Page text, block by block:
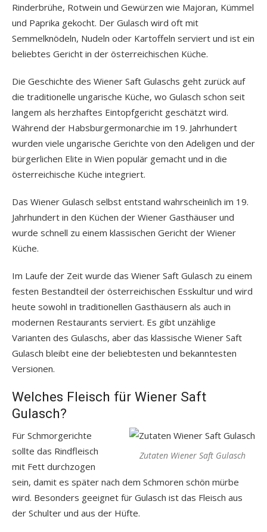
Rinderbrühe, Rotwein und Gewürzen wie Majoran, Kümmel
und Paprika gekocht. Der Gulasch wird oft mit
Semmelknödeln, Nudeln oder Kartoffeln serviert und ist ein
beliebtes Gericht in der österreichischen Küche.
Die Geschichte des Wiener Saft Gulaschs geht zurück auf
die traditionelle ungarische Küche, wo Gulasch schon seit
langem als herzhaftes Eintopfgericht geschätzt wird.
Während der Habsburgermonarchie im 19. Jahrhundert
wurden viele ungarische Gerichte von den Adeligen und der
bürgerlichen Elite in Wien populär gemacht und in die
österreichische Küche integriert.
Das Wiener Gulasch selbst entstand wahrscheinlich im 19.
Jahrhundert in den Küchen der Wiener Gasthäuser und
wurde schnell zu einem klassischen Gericht der Wiener
Küche.
Im Laufe der Zeit wurde das Wiener Saft Gulasch zu einem
festen Bestandteil der österreichischen Esskultur und wird
heute sowohl in traditionellen Gasthäusern als auch in
modernen Restaurants serviert. Es gibt unzählige
Varianten des Gulaschs, aber das klassische Wiener Saft
Gulasch bleibt eine der beliebtesten und bekanntesten
Versionen.
Welches Fleisch für Wiener Saft
Gulasch?
Zutaten Wiener Saft Gulasch
Für Schmorgerichte
sollte das Rindfleisch
mit Fett durchzogen
sein, damit es später nach dem Schmoren schön mürbe
wird. Besonders geeignet für Gulasch ist das Fleisch aus
der Schulter und aus der Hüfte.